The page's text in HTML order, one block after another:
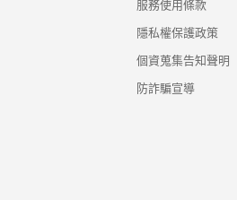
服務使用條款
隱私權保護政策
個資蒐集告知聲明
防詐騙宣導